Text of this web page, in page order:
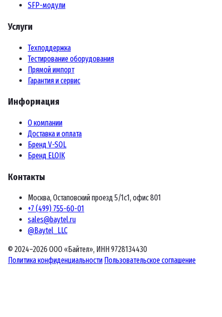
SFP-модули
Услуги
Техподдержка
Тестирование оборудования
Прямой импорт
Гарантия и сервис
Информация
О компании
Доставка и оплата
Бренд V-SOL
Бренд ELOIK
Контакты
Москва, Остаповский проезд 5/1с1, офис 801
+7 (499) 755-60-01
sales@baytel.ru
@Baytel_LLC
© 2024–2026 ООО «Байтел», ИНН 9728134430
Политика конфиденциальности Пользовательское соглашение